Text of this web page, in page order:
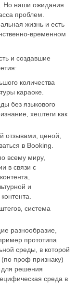
Но наши ожидания
проблем.
жизнь и есть
временном
и создавшие
количества
караоке.
без языкового
хештеги как
отзывами, ценой,
в Booking.
всему миру,
в связи с
и
система
разнообразие,
прототипа
среды, в которой
проф признаку)
решения
среда в